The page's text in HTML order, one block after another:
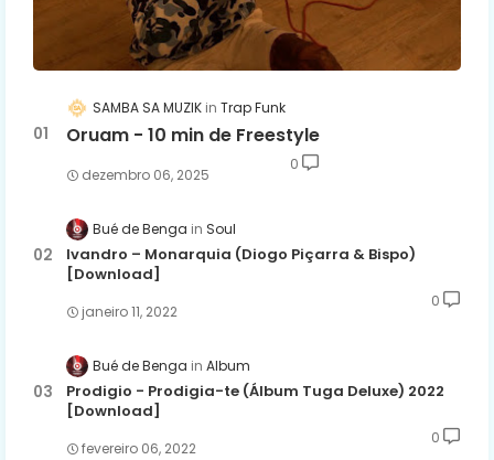
SAMBA SA MUZIK Trap Funk
Oruam - 10 min de Freestyle
dezembro 06, 2025
0
Bué de Benga Soul
Ivandro – Monarquia (Diogo Piçarra & Bispo)
[Download]
janeiro 11, 2022
0
Bué de Benga Album
Prodigio - Prodigia-te (Álbum Tuga Deluxe) 2022
[Download]
fevereiro 06, 2022
0